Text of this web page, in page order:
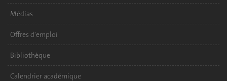
Médias
Offres d'emploi
Bibliothèque
Calendrier académique